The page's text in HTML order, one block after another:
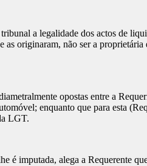
a legalidade dos actos de
originaram, não ser a
opostas entre a
enquanto que para esta
LGT.
é imputada, alega a Requerente